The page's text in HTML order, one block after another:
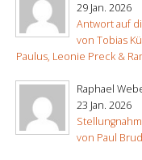
29 Jan. 2026
Antwort auf
von Tobias
Paulus, Leonie Preck &
Raphael
23 Jan. 2026
von Paul